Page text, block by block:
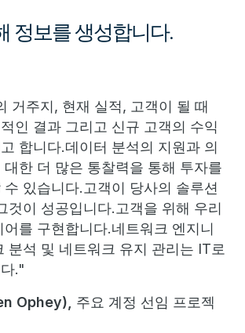
정보를 생성합니다.
거주지, 현재 실적, 고객이 될 때
인 결과 그리고 신규 고객의 수익
합니다.데이터 분석의 지원과 의
대한 더 많은 통찰력을 통해 투자를
있습니다.고객이 당사의 솔루션
것이 성공입니다.고객을 위해 우리
를 구현합니다.네트워크 엔지니
분석 및 네트워크 유지 관리는 IT로
."
Ophey), 주요 계정 선임 프로젝